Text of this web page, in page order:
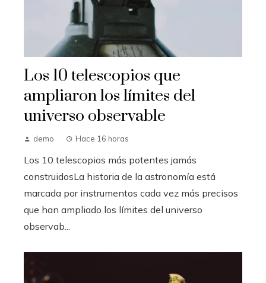
Los 10 telescopios que
ampliaron los límites del
universo observable
demo Hace 16 horas
Los 10 telescopios más potentes jamás
construidosLa historia de la astronomía está
marcada por instrumentos cada vez más precisos
que han ampliado los límites del universo
observab...